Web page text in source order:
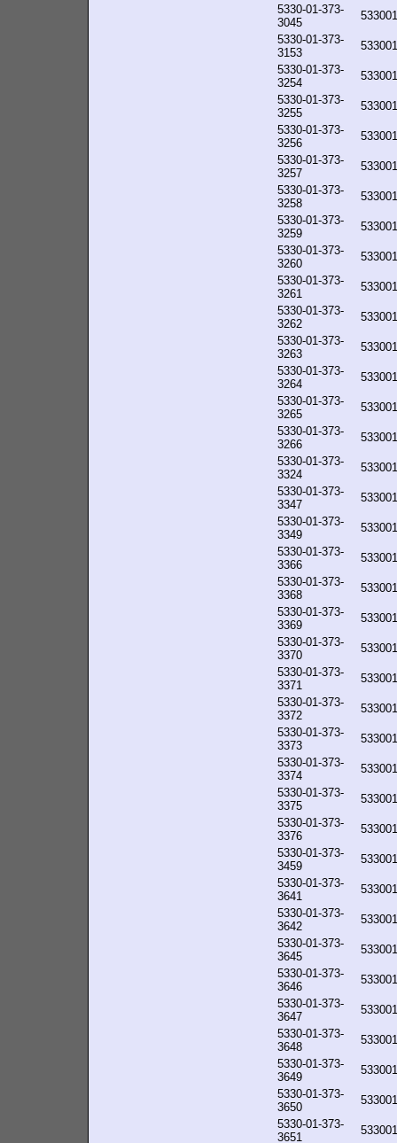
5330-01-373-
3045
5330-01-373-
3153
5330-01-373-
3254
5330-01-373-
3255
5330-01-373-
3256
5330-01-373-
3257
5330-01-373-
3258
5330-01-373-
3259
5330-01-373-
3260
5330-01-373-
3261
5330-01-373-
3262
5330-01-373-
3263
5330-01-373-
3264
5330-01-373-
3265
5330-01-373-
3266
5330-01-373-
3324
5330-01-373-
3347
5330-01-373-
3349
5330-01-373-
3366
5330-01-373-
3368
5330-01-373-
3369
5330-01-373-
3370
5330-01-373-
3371
5330-01-373-
3372
5330-01-373-
3373
5330-01-373-
3374
5330-01-373-
3375
5330-01-373-
3376
5330-01-373-
3459
5330-01-373-
3641
5330-01-373-
3642
5330-01-373-
3645
5330-01-373-
3646
5330-01-373-
3647
5330-01-373-
3648
5330-01-373-
3649
5330-01-373-
3650
5330-01-373-
3651